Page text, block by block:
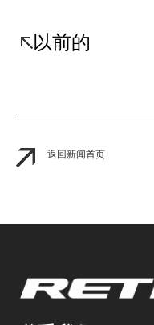
以前的
返回新闻首页